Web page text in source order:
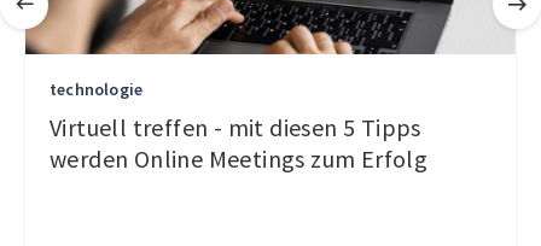
technologie
Virtuell treffen - mit diesen 5 Tipps
werden Online Meetings zum Erfolg